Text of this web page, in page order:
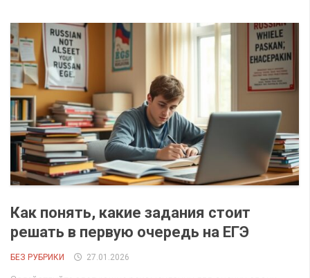
Как понять, какие задания стоит
решать в первую очередь на ЕГЭ
БЕЗ РУБРИКИ 27.01.2026